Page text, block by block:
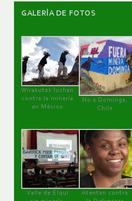
GALERÌA DE FOTOS
Wirakutas luchan
contra la minería
en México
No a Dominga,
Chile
Valle de Elqui
Atentan contra